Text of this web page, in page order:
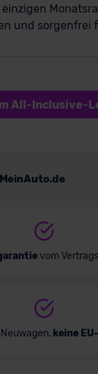
und sorgenfrei
All-Inclusive-
vom
keine